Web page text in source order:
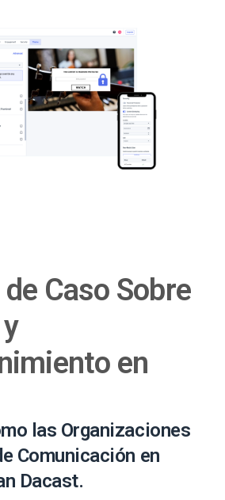
Caso Sobre
en
las Organizaciones
Comunicación en
Dacast.